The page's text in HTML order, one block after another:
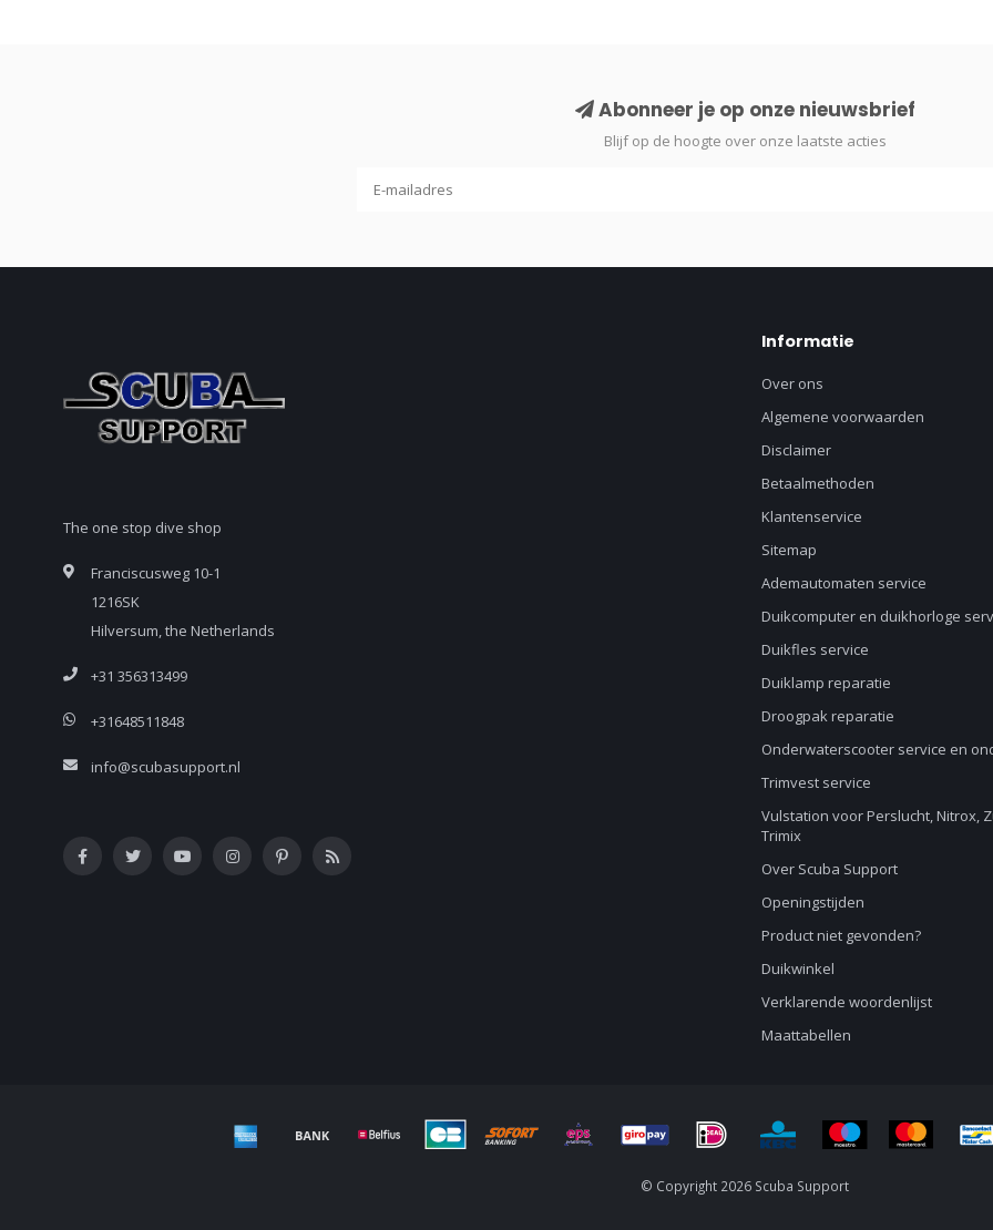
Abonneer je op onze nieuwsbrief
Blijf op de hoogte over onze laatste acties
The one stop dive shop
Franciscusweg 10-1
1216SK
Hilversum, the Netherlands
+31 356313499
+31648511848
info@scubasupport.nl
Informatie
Over ons
Algemene voorwaarden
Disclaimer
Betaalmethoden
Klantenservice
Sitemap
Ademautomaten service
Duikcomputer en duikhorloge
Duikfles service
Duiklamp reparatie
Droogpak reparatie
Onderwaterscooter service en
Trimvest service
Vulstation voor Perslucht, Nitrox,
Trimix
Over Scuba Support
Openingstijden
Product niet gevonden?
Duikwinkel
Verklarende woordenlijst
Maattabellen
© Copyright 2026 Scuba Support